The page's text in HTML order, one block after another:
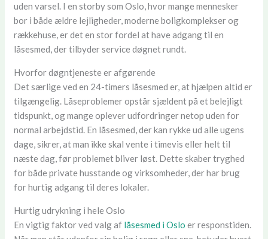
uden varsel. I en storby som Oslo, hvor mange mennesker
bor i både ældre lejligheder, moderne boligkomplekser og
rækkehuse, er det en stor fordel at have adgang til en
låsesmed, der tilbyder service døgnet rundt.
Hvorfor døgntjeneste er afgørende
Det særlige ved en 24-timers låsesmed er, at hjælpen altid er
tilgængelig. Låseproblemer opstår sjældent på et belejligt
tidspunkt, og mange oplever udfordringer netop uden for
normal arbejdstid. En låsesmed, der kan rykke ud alle ugens
dage, sikrer, at man ikke skal vente i timevis eller helt til
næste dag, før problemet bliver løst. Dette skaber tryghed
for både private husstande og virksomheder, der har brug
for hurtig adgang til deres lokaler.
Hurtig udrykning i hele Oslo
En vigtig faktor ved valg af låsesmed i Oslo er responstiden.